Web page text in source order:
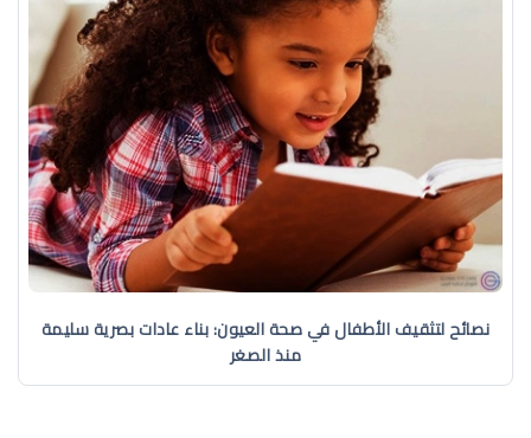
نصائح لتثقيف الأطفال في صحة العيون: بناء عادات بصرية سليمة
منذ الصغر